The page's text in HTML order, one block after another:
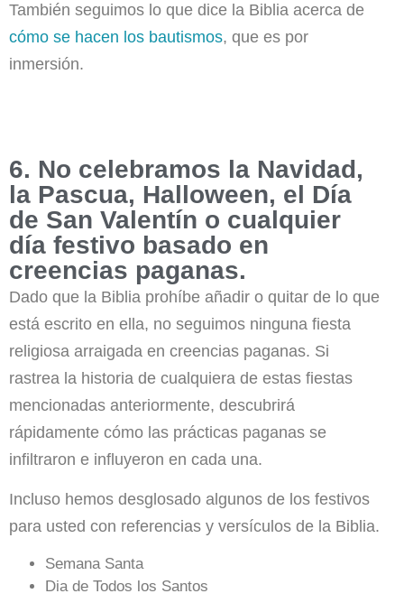
También seguimos lo que dice la Biblia acerca de
cómo se hacen los bautismos, que es por
inmersión.
6. No celebramos la Navidad,
la Pascua, Halloween, el Día
de San Valentín o cualquier
día festivo basado en
creencias paganas.
Dado que la Biblia prohíbe añadir o quitar de lo que
está escrito en ella, no seguimos ninguna fiesta
religiosa arraigada en creencias paganas. Si
rastrea la historia de cualquiera de estas fiestas
mencionadas anteriormente, descubrirá
rápidamente cómo las prácticas paganas se
infiltraron e influyeron en cada una.
Incluso hemos desglosado algunos de los festivos
para usted con referencias y versículos de la Biblia.
Semana Santa
Dia de Todos los Santos